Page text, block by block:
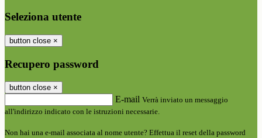
Seleziona utente
button close ×
Recupero password
button close ×
E-mail Verrà inviato un messaggio
all'indirizzo indicato con le istruzioni necessarie.
Non hai una e-mail associata al nome utente? Effettua il reset della password